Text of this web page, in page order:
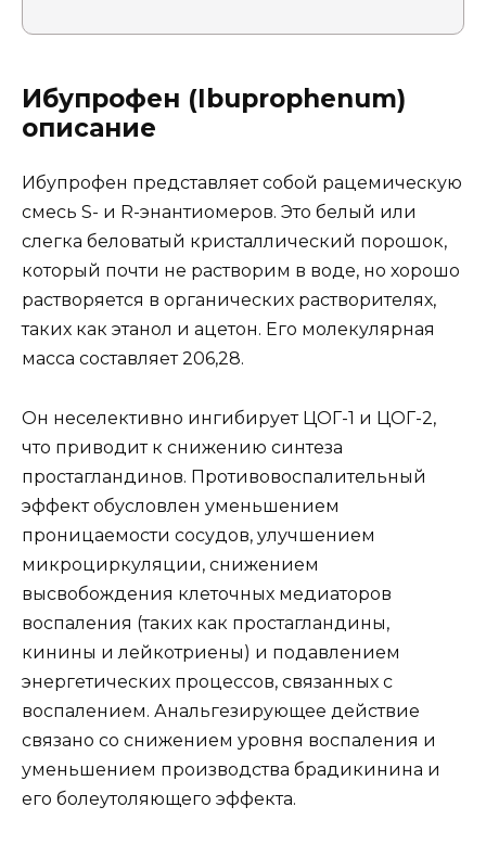
Ибупрофен (Ibuprophenum)
описание
Ибупрофен представляет собой рацемическую
смесь S- и R-энантиомеров. Это белый или
слегка беловатый кристаллический порошок,
который почти не растворим в воде, но хорошо
растворяется в органических растворителях,
таких как этанол и ацетон. Его молекулярная
масса составляет 206,28.
Он неселективно ингибирует ЦОГ-1 и ЦОГ-2,
что приводит к снижению синтеза
простагландинов. Противовоспалительный
эффект обусловлен уменьшением
проницаемости сосудов, улучшением
микроциркуляции, снижением
высвобождения клеточных медиаторов
воспаления (таких как простагландины,
кинины и лейкотриены) и подавлением
энергетических процессов, связанных с
воспалением. Анальгезирующее действие
связано со снижением уровня воспаления и
уменьшением производства брадикинина и
его болеутоляющего эффекта.